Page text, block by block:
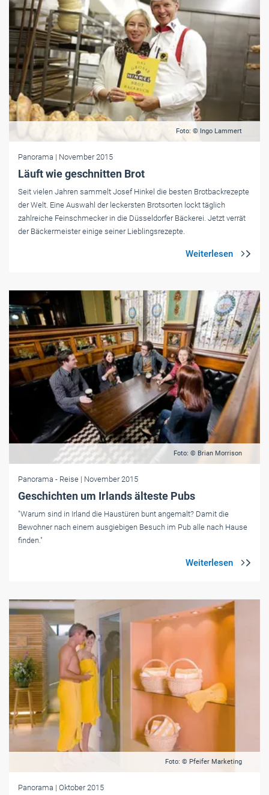
Foto: © Ingo Lammert
Panorama | November 2015
Läuft wie geschnitten Brot
Seit vielen Jahren sammelt Josef Hinkel die besten Brotbackrezepte
der Welt. Eine Auswahl der leckersten Brotsorten lockt täglich
zahlreiche Feinschmecker in die Düsseldorfer Bäckerei. Jetzt verrät
der Bäckermeister einige seiner Lieblingsrezepte.
Foto: © Brian Morrison
Panorama - Reise | November 2015
Geschichten um Irlands älteste Pubs
"Warum sind in Irland die Haustüren bunt angemalt? Damit die
Bewohner nach einem ausgiebigen Besuch im Pub alle nach Hause
finden."
Foto: © Pfeifer Marketing
Panorama | Oktober 2015